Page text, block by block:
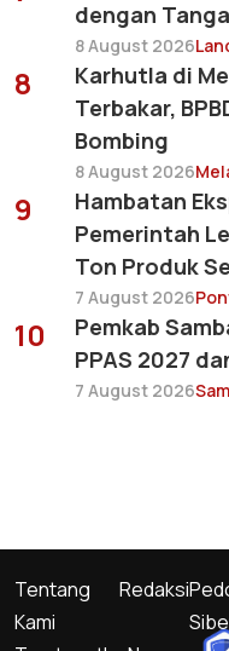
dengan
8 August 2026
8
Karhutla di
Terbakar,
Bombing
8 August 2026
9
Hambatan
Pemerintah
Ton Produk
7 August 2026
10
Pemkab
PPAS 2027
7 August 2026
Tentang
Kami
Redaksi